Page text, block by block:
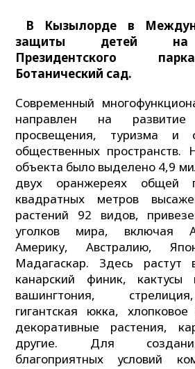
В Кызылорде в
защиты детей на
Президентского
Ботанический сад.
Современный
направлен на развитие
просвещения, туризма и
общественных пространств.
объекта было выделено 4,9
двух оранжереях общей
квадратных метров
растений 92 видов,
уголков мира, включая
Америку, Австралию,
Мадагаскар. Здесь растут
канарский финик,
вашингтония,
гигантская юкка,
декоративные растения,
другие. Для
благоприятных условий